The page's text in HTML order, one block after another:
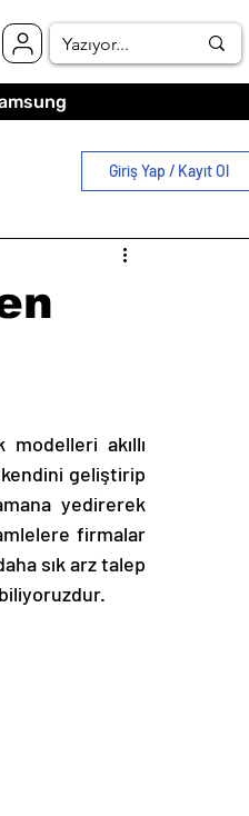
Giriş Yap / Kayıt Ol
modelleri akıllı
geliştirip
yedirerek
firmalar
sık arz talep